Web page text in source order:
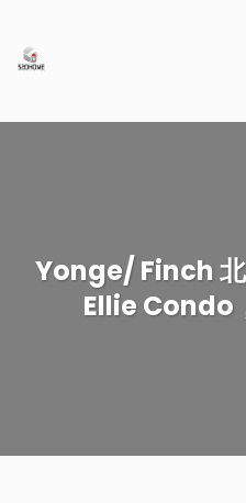
Yonge/ Finch 北
Ellie Condo